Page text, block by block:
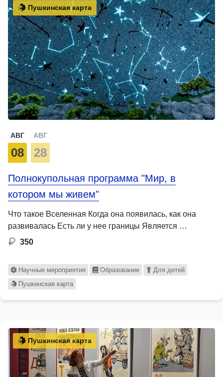
Пушкинская карта
АВГ
08
АВГ
28
Полнокупольная программа "Мир, в
котором мы живем"
Что такое Вселенная Когда она появилась, как она
развивалась Есть ли у нее границы Является …
350
Научные мероприятия Образование
Для детей
Пушкинская карта
Пушкинская карта